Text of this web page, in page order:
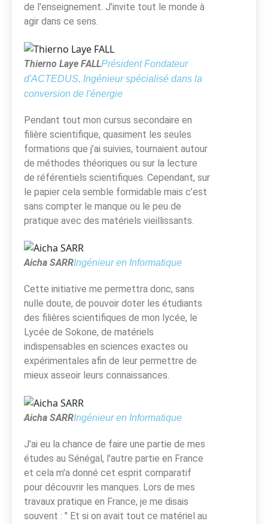
de l'enseignement. J'invite tout le monde à
agir dans ce sens.
Thierno Laye FALLPrésident Fondateur
d'ACTEDUS, Ingénieur spécialisé dans la
conversion de l'énergie
Pendant tout mon cursus secondaire en
filière scientifique, quasiment les seules
formations que j’ai suivies, tournaient autour
de méthodes théoriques ou sur la lecture
de référentiels scientifiques. Cependant, sur
le papier cela semble formidable mais c’est
sans compter le manque ou le peu de
pratique avec des matériels vieillissants.
Aicha SARRIngénieur en Informatique
Cette initiative me permettra donc, sans
nulle doute, de pouvoir doter les étudiants
des filières scientifiques de mon lycée, le
Lycée de Sokone, de matériels
indispensables en sciences exactes ou
expérimentales afin de leur permettre de
mieux asseoir leurs connaissances.
Aicha SARRIngénieur en Informatique
J'ai eu la chance de faire une partie de mes
études au Sénégal, l'autre partie en France
et cela m'a donné cet esprit comparatif
pour découvrir les manques. Lors de mes
travaux pratique en France, je me disais
souvent : " Et si on avait tout ce matériel au